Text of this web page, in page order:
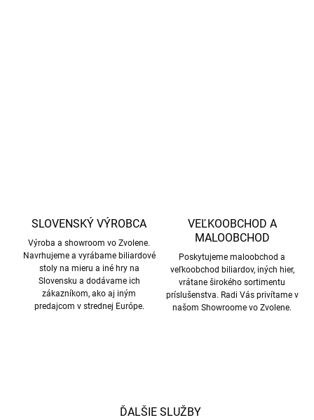
SLOVENSKÝ VÝROBCA
Výroba a showroom vo Zvolene.
Navrhujeme a vyrábame biliardové
stoly na mieru a iné hry na
Slovensku a dodávame ich
zákazníkom, ako aj iným
predajcom v strednej Európe.
VEĽKOOBCHOD A
MALOOBCHOD
Poskytujeme maloobchod a
veľkoobchod biliardov, iných hier,
vrátane širokého sortimentu
príslušenstva. Radi Vás privítame v
našom Showroome vo Zvolene.
ĎALŠIE SLUŽBY